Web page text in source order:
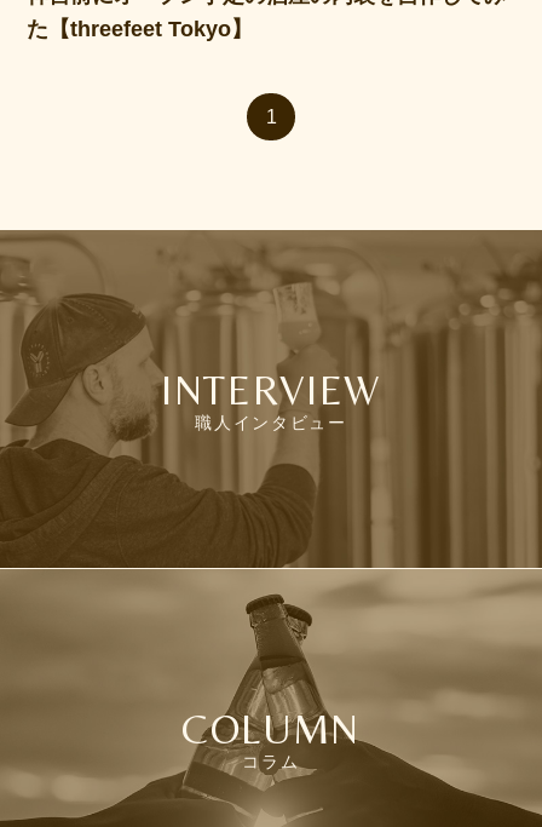
た【threefeet Tokyo】
1
INTERVIEW
職人インタビュー
COLUMN
コラム